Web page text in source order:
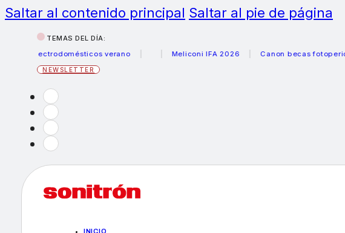
Saltar al contenido principal Saltar al pie de página
TEMAS DEL DÍA:
electrodomésticos verano
Meliconi IFA 2026 Canon becas fotoperiodismo
NEWSLETTER
INICIO